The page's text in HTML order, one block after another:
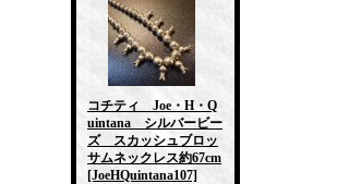
コチティ Joe・H・Q
uintana シルバービー
ズ スカッシュブロッ
サムネックレス約67cm
[JoeHQuintana107]